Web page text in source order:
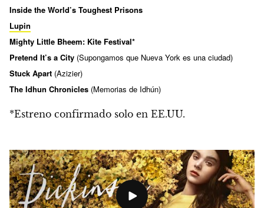
Inside the World’s Toughest Prisons
Lupin
Mighty Little Bheem: Kite Festival*
Pretend It’s a City (Supongamos que Nueva York es una ciudad)
Stuck Apart (Azizier)
The Idhun Chronicles (Memorias de Idhún)
*Estreno confirmado solo en EE.UU.